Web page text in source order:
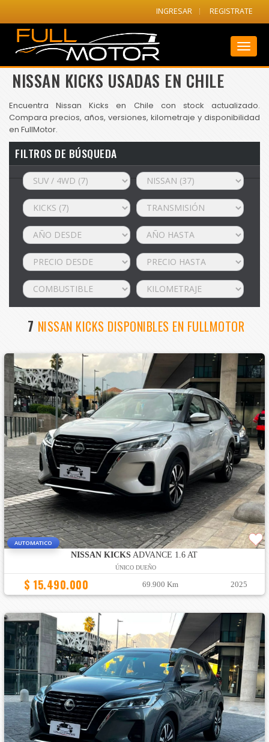
INGRESAR REGISTRATE
NISSAN KICKS USADAS EN CHILE
Encuentra Nissan Kicks en Chile con stock actualizado.
Compara precios, años, versiones, kilometraje y disponibilidad
en FullMotor.
FILTROS DE BÚSQUEDA
7 NISSAN KICKS DISPONIBLES EN FULLMOTOR
AUTOMATICO
NISSAN KICKS ADVANCE 1.6 AT
ÚNICO DUEÑO
$ 15.490.000 69.900 Km 2025